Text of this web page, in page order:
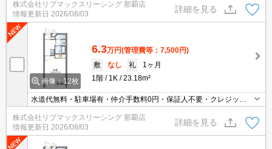
株式会社リブマックスリーシング 那覇店
情報更新日 2026/08/03
詳細を見る
画像：12枚
6.3万円(管理費等：7,500円)
敷
なし 礼
1ヶ月
1階
1K 23.18m²
水道代無料・駐車場有・仲介手数料0円・保証人不要・クレジット
決済可能・人気の家具家電付き物件です(^^)/
株式会社リブマックスリーシング 那覇店
情報更新日 2026/08/03
詳細を見る